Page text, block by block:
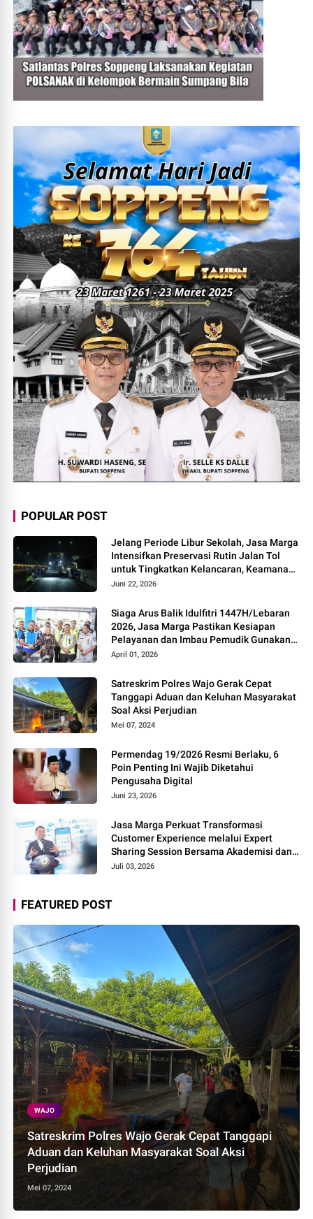
POPULAR POST
Jelang Periode Libur Sekolah, Jasa Marga
Intensifkan Preservasi Rutin Jalan Tol
untuk Tingkatkan Kelancaran, Keamanan
dan Kenyamanan Perjalanan
Juni 22, 2026
Siaga Arus Balik Idulfitri 1447H/Lebaran
2026, Jasa Marga Pastikan Kesiapan
Pelayanan dan Imbau Pemudik Gunakan
Rest Area Alternatif
April 01, 2026
Satreskrim Polres Wajo Gerak Cepat
Tanggapi Aduan dan Keluhan Masyarakat
Soal Aksi Perjudian
Mei 07, 2024
Permendag 19/2026 Resmi Berlaku, 6
Poin Penting Ini Wajib Diketahui
Pengusaha Digital
Juni 23, 2026
Jasa Marga Perkuat Transformasi
Customer Experience melalui Expert
Sharing Session Bersama Akademisi dan
Praktisi
Juli 03, 2026
FEATURED POST
WAJO
Satreskrim Polres Wajo Gerak Cepat Tanggapi
Aduan dan Keluhan Masyarakat Soal Aksi
Perjudian
Mei 07, 2024